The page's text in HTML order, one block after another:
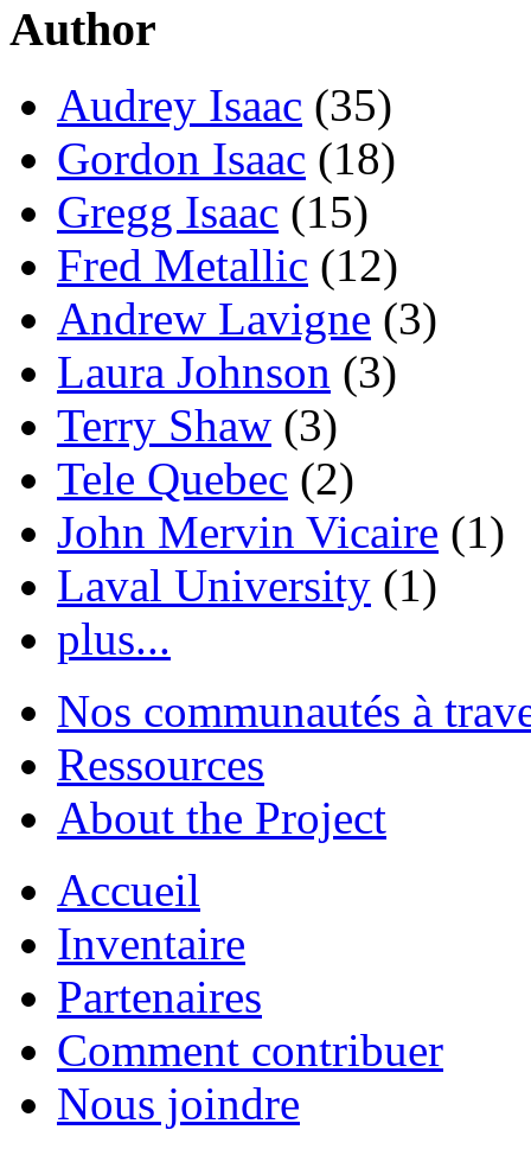
Author
Audrey Isaac (35)
Gordon Isaac (18)
Gregg Isaac (15)
Fred Metallic (12)
Andrew Lavigne (3)
Laura Johnson (3)
Terry Shaw (3)
Tele Quebec (2)
John Mervin Vicaire (1)
Laval University (1)
plus...
Nos communautés à
Ressources
About the Project
Accueil
Inventaire
Partenaires
Comment contribuer
Nous joindre